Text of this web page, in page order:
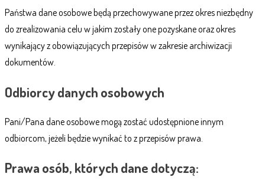
Państwa dane osobowe będą przechowywane przez okres niezbędny
do zrealizowania celu w jakim zostały one pozyskane oraz okres
wynikający z obowiązujących przepisów w zakresie archiwizacji
dokumentów.
Odbiorcy danych osobowych
Pani/Pana dane osobowe mogą zostać udostępnione innym
odbiorcom, jeżeli będzie wynikać to z przepisów prawa.
Prawa osób, których dane dotyczą: